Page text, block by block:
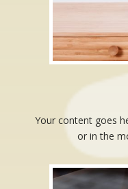
Your content goes
or in the